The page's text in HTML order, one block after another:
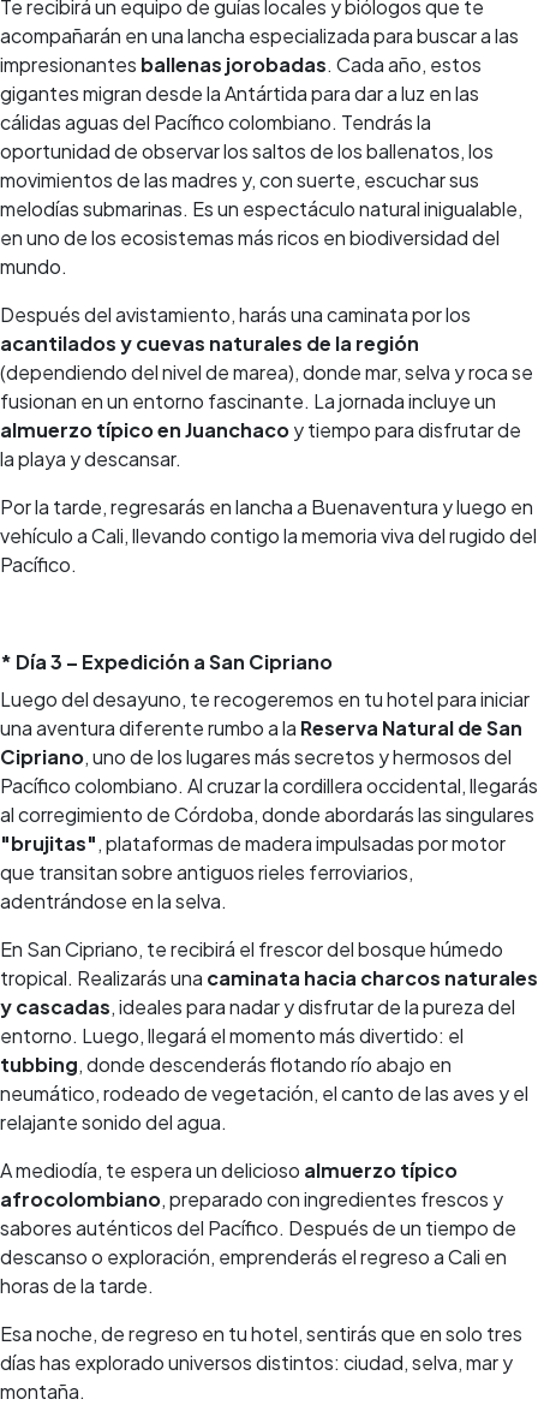
Te recibirá un equipo de guías locales y biólogos que te
acompañarán en una lancha especializada para buscar a las
impresionantes ballenas jorobadas. Cada año, estos
gigantes migran desde la Antártida para dar a luz en las
cálidas aguas del Pacífico colombiano. Tendrás la
oportunidad de observar los saltos de los ballenatos, los
movimientos de las madres y, con suerte, escuchar sus
melodías submarinas. Es un espectáculo natural inigualable,
en uno de los ecosistemas más ricos en biodiversidad del
mundo.
Después del avistamiento, harás una caminata por los
acantilados y cuevas naturales de la región
(dependiendo del nivel de marea), donde mar, selva y roca se
fusionan en un entorno fascinante. La jornada incluye un
almuerzo típico en Juanchacoy tiempo para disfrutar de
la playa y descansar.
Por la tarde, regresarás en lancha a Buenaventura y luego en
vehículo a Cali, llevando contigo la memoria viva del rugido del
Pacífico.
* Día 3 – Expedición a San Cipriano
Luego del desayuno, te recogeremos en tu hotel para iniciar
una aventura diferente rumbo a la Reserva Natural de San
Cipriano, uno de los lugares más secretos y hermosos del
Pacífico colombiano. Al cruzar la cordillera occidental, llegarás
al corregimiento de Córdoba, donde abordarás las singulares
"brujitas", plataformas de madera impulsadas por motor
que transitan sobre antiguos rieles ferroviarios,
adentrándose en la selva.
En San Cipriano, te recibirá el frescor del bosque húmedo
tropical. Realizarás una caminata hacia charcos naturales
y cascadas, ideales para nadar y disfrutar de la pureza del
entorno. Luego, llegará el momento más divertido: el
tubbing, donde descenderás flotando río abajo en
neumático, rodeado de vegetación, el canto de las aves y el
relajante sonido del agua.
A mediodía, te espera un delicioso almuerzo típico
afrocolombiano, preparado con ingredientes frescos y
sabores auténticos del Pacífico. Después de un tiempo de
descanso o exploración, emprenderás el regreso a Cali en
horas de la tarde.
Esa noche, de regreso en tu hotel, sentirás que en solo tres
días has explorado universos distintos: ciudad, selva, mar y
montaña.